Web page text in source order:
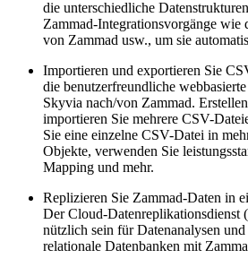
die unterschiedliche
Zammad-Integrationsvorgänge wie
von Zammad usw., um sie
Importieren und exportieren Sie
die benutzerfreundliche
Skyvia nach/von Zammad.
importieren Sie mehrere CSV-
Sie eine einzelne CSV-Datei in
Objekte, verwenden Sie
Mapping und mehr.
Replizieren Sie Zammad-Daten in
Der Cloud-Datenreplikationsdienst
nützlich sein für Datenanalysen
relationale Datenbanken mit